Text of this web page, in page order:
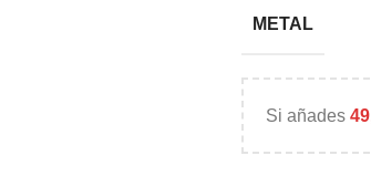
METAL
Si añades